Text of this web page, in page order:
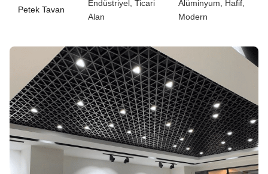
Petek Tavan
Endüstriyel, Ticari
Alan
Alüminyum, Hafif,
Modern